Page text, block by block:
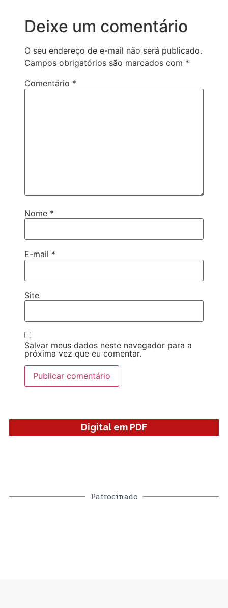
Deixe um comentário
O seu endereço de e-mail não será publicado.
Campos obrigatórios são marcados com *
Comentário *
Nome *
E-mail *
Site
Salvar meus dados neste navegador para a
próxima vez que eu comentar.
Digital em PDF
Patrocinado